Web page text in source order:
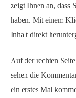
zeigt Ihnen an, dass
haben. Mit einem
Inhalt direkt
Auf der rechten
sehen die
ein erstes Mal